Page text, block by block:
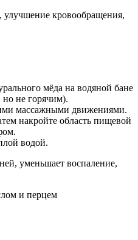
улучшение кровообращения,
мёда на водяной бане
не горячим).
массажными движениями.
накройте область пищевой
водой.
уменьшает воспаление,
и перцем